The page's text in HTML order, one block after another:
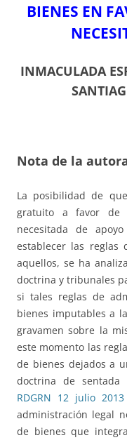
BIENES EN
INMACULADA
Nota de la
La posibilidad de
gratuito a favor de
necesitada de
establecer las reglas
aquellos, se ha
doctrina y tribunales
si tales reglas de
bienes imputables a
gravamen sobre la
este momento las
de bienes dejados a
doctrina de
RDGRN 12 julio 2013
administración legal
de bienes que